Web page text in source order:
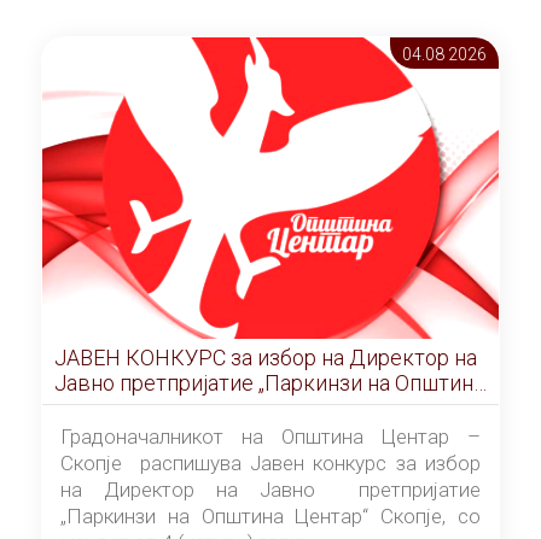
Скопје” број 9/2026), за времетраење од 3
(три) години од денот на потпишувањето на
Договорот за закуп со најповолниот
понудувач.
04.08 2026
ЈАВЕН КОНКУРС за избор на Директор на
Јавно претпријатие „Паркинзи на Општина
Центар“ – Скопје
Градоначалникот на Општина Центар –
Скопје распишува Јавен конкурс за избор
на Директор на Јавно претпријатие
„Паркинзи на Општина Центар“ Скопје, со